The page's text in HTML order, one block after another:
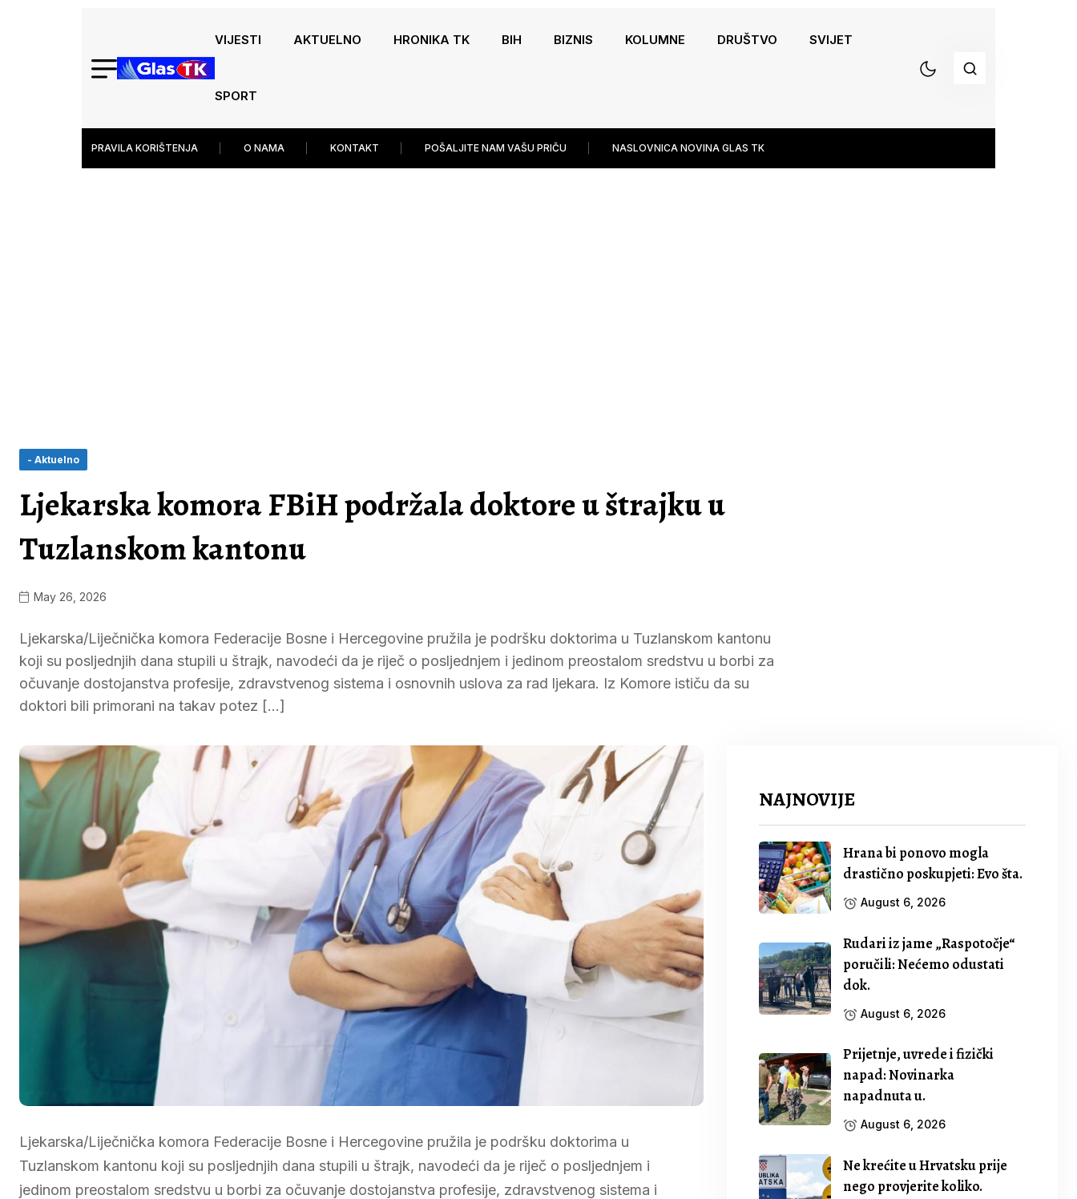
VIJESTI AKTUELNO HRONIKA TK BIH BIZNIS KOLUMNE DRUŠTVO SVIJET
SPORT
PRAVILA KORIŠTENJA O NAMA KONTAKT POŠALJITE NAM VAŠU PRIČU NASLOVNICA NOVINA GLAS TK
- Aktuelno
Ljekarska komora FBiH podržala doktore u štrajku u
Tuzlanskom kantonu
May 26, 2026
Ljekarska/Liječnička komora Federacije Bosne i Hercegovine pružila je podršku doktorima u Tuzlanskom kantonu
koji su posljednjih dana stupili u štrajk, navodeći da je riječ o posljednjem i jedinom preostalom sredstvu u borbi za
očuvanje dostojanstva profesije, zdravstvenog sistema i osnovnih uslova za rad ljekara. Iz Komore ističu da su
doktori bili primorani na takav potez […]
Ljekarska/Liječnička komora Federacije Bosne i Hercegovine pružila je podršku doktorima u
Tuzlanskom kantonu koji su posljednjih dana stupili u štrajk, navodeći da je riječ o posljednjem i
jedinom preostalom sredstvu u borbi za očuvanje dostojanstva profesije, zdravstvenog sistema i
NAJNOVIJE
Hrana bi ponovo mogla
drastično poskupjeti: Evo šta.
August 6, 2026
Rudari iz jame „Raspotočje“
poručili: Nećemo odustati
dok.
August 6, 2026
Prijetnje, uvrede i fizički
napad: Novinarka
napadnuta u.
August 6, 2026
Ne krećite u Hrvatsku prije
nego provjerite koliko.